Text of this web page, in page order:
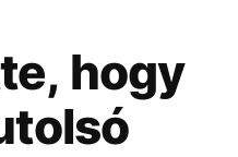
TUDOMÁNY
TÁRSADALOM
DUNA
hogy